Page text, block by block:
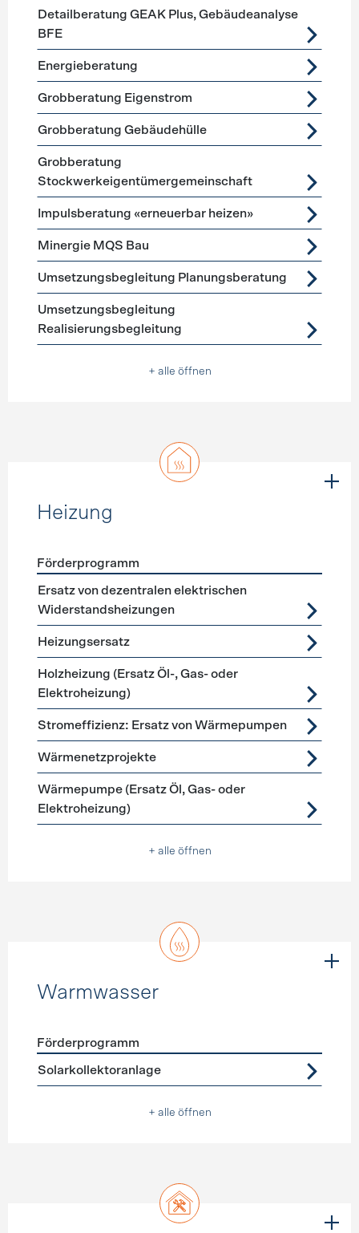
Förderprogramme Beratung
Detailberatung GEAK Plus, Gebäudeanalyse
BFE
Energieberatung
Grobberatung Eigenstrom
Grobberatung Gebäudehülle
Grobberatung
Stockwerkeigentümergemeinschaft
Impulsberatung «erneuerbar heizen»
Minergie MQS Bau
Umsetzungsbegleitung Planungsberatung
Umsetzungsbegleitung
Realisierungsbegleitung
+ alle öffnen
Heizung
Förderprogramme Heizung
Förderprogramm
Ersatz von dezentralen elektrischen
Widerstandsheizungen
Heizungsersatz
Holzheizung (Ersatz Öl-, Gas- oder
Elektroheizung)
Stromeffizienz: Ersatz von Wärmepumpen
Wärmenetzprojekte
Wärmepumpe (Ersatz Öl, Gas- oder
Elektroheizung)
+ alle öffnen
Warmwasser
Förderprogramme
Förderprogramm
Solarkollektoranlage
+ alle öffnen